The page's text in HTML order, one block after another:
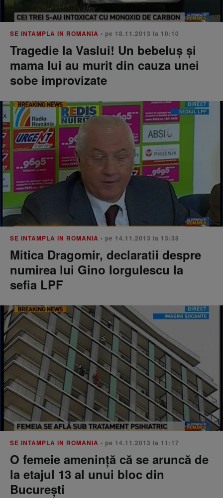
SE INTAMPLA IN ROMANIA • pe 18.11.2013 la 10:10
Tragedie la Vaslui! Un bebeluş şi
mama lui au murit din cauza unei
sobe improvizate
SE INTAMPLA IN ROMANIA • pe 14.11.2013 la 13:38
Mitica Dragomir, declaratii despre
numirea lui Gino Iorgulescu la
sefia LPF
SE INTAMPLA IN ROMANIA • pe 14.11.2013 la 11:17
O femeie ameninţă că se aruncă de
la etajul 13 al unui bloc din
Bucureşti